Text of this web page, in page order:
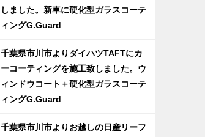
しました。新車に硬化型ガラスコーテ
ィングG.Guard
千葉県市川市よりダイハツTAFTにカ
ーコーティングを施工致しました。ウ
ィンドウコート＋硬化型ガラスコーテ
ィングG.Guard
千葉県市川市よりお越しの日産リーフ